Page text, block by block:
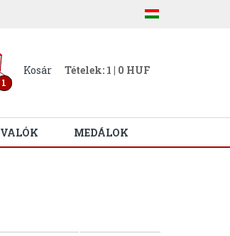
1
Kosár Tételek: 1 | 0 HUF
MEDÁLOK